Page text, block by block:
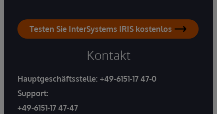
Testen Sie InterSystems IRIS kostenlos
Kontakt
Hauptgeschäftsstelle: +49-6151-17 47-0
Support:
+49-6151-17 47-47